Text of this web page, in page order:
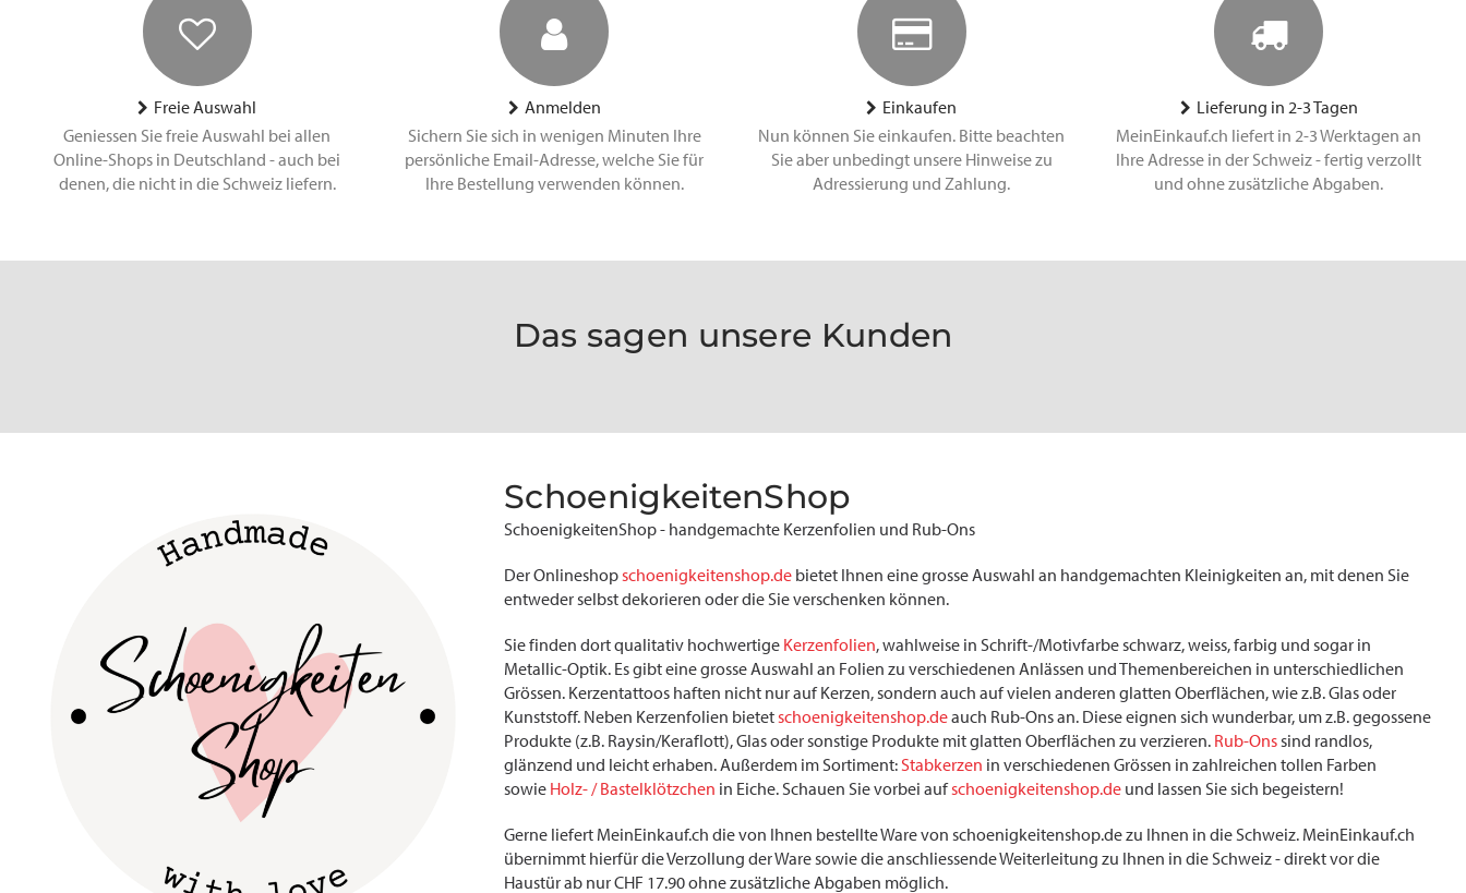
Freie Auswahl
Geniessen Sie freie Auswahl bei allen
Online-Shops in Deutschland - auch bei
denen, die nicht in die Schweiz liefern.
Anmelden
Sichern Sie sich in wenigen Minuten Ihre
persönliche Email-Adresse, welche Sie für
Ihre Bestellung verwenden können.
Einkaufen
Nun können Sie einkaufen. Bitte beachten
Sie aber unbedingt unsere Hinweise zu
Adressierung und Zahlung.
Lieferung in 2-3 Tagen
MeinEinkauf.ch liefert in 2-3 Werktagen an
Ihre Adresse in der Schweiz - fertig verzollt
und ohne zusätzliche Abgaben.
Das sagen unsere Kunden
SchoenigkeitenShop
SchoenigkeitenShop - handgemachte Kerzenfolien und Rub-Ons
Der Onlineshopschoenigkeitenshop.de bietet Ihnen eine grosse Auswahl an handgemachten Kleinigkeiten an, mit denen Sie
entweder selbst dekorieren oder die Sie verschenken können.
Sie finden dort qualitativ hochwertige Kerzenfolien, wahlweise in Schrift-/Motivfarbe schwarz, weiss, farbig und sogar in
Metallic-Optik. Es gibt eine grosse Auswahl an Folien zu verschiedenen Anlässen und Themenbereichen in unterschiedlichen
Grössen. Kerzentattoos haften nicht nur auf Kerzen, sondern auch auf vielen anderen glatten Oberflächen, wie z.B. Glas oder
Kunststoff. Neben Kerzenfolien bietetschoenigkeitenshop.deauch Rub-Ons an. Diese eignen sich wunderbar, um z.B. gegossene
Produkte (z.B. Raysin/Keraflott), Glas oder sonstige Produkte mit glatten Oberflächen zu verzieren. Rub-Onssind randlos,
glänzend und leicht erhaben. Außerdem im Sortiment:Stabkerzen in verschiedenen Grössen in zahlreichen tollen Farben
sowie Holz- / Bastelklötzchen in Eiche. Schauen Sie vorbei aufschoenigkeitenshop.de und lassen Sie sich begeistern!
Gerne liefert MeinEinkauf.ch die von Ihnen bestellte Ware von schoenigkeitenshop.de zu Ihnen in die Schweiz. MeinEinkauf.ch
übernimmt hierfür die Verzollung der Ware sowie die anschliessende Weiterleitung zu Ihnen in die Schweiz - direkt vor die
Haustür ab nur CHF 17.90 ohne zusätzliche Abgaben möglich.